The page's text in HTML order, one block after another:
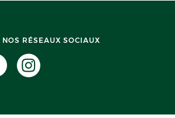
RÉSEAUX SOCIAUX